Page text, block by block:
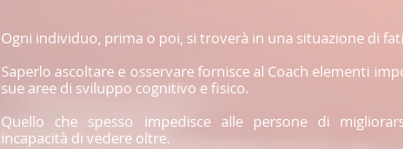
Ogni individuo, prima o poi, si troverà in una situazione di
Saperlo ascoltare e osservare fornisce al Coach elementi
sue aree di sviluppo cognitivo e fisico.
Quello che spesso impedisce alle persone di
incapacità di vedere oltre.